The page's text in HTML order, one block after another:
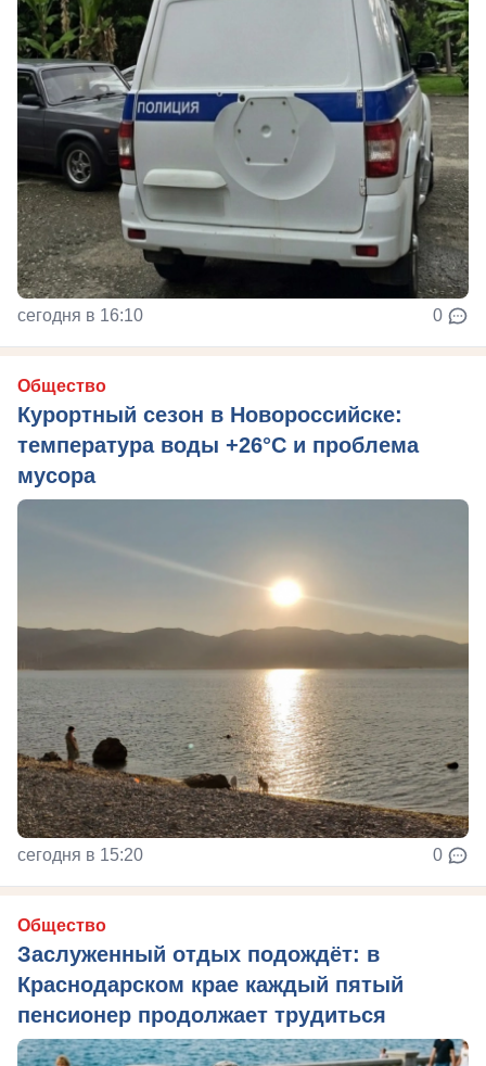
сегодня в 16:10 0
Общество
Курортный сезон в Новороссийске:
температура воды +26°C и проблема
мусора
сегодня в 15:20 0
Общество
Заслуженный отдых подождёт: в
Краснодарском крае каждый пятый
пенсионер продолжает трудиться